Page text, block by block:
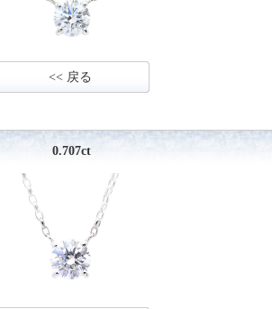
<< 戻る
0.707ct